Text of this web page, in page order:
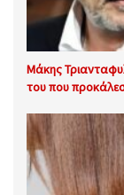
Μάκης
του που